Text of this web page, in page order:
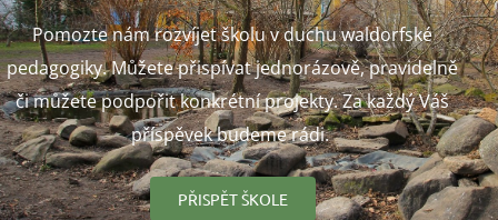
Pomozte nám rozvíjet školu v duchu waldorfské
pedagogiky. Můžete přispívat jednorázově, pravidelně
či můžete podpořit konkrétní projekty. Za každý Váš
příspěvek budeme rádi.
PŘISPĚT ŠKOLE